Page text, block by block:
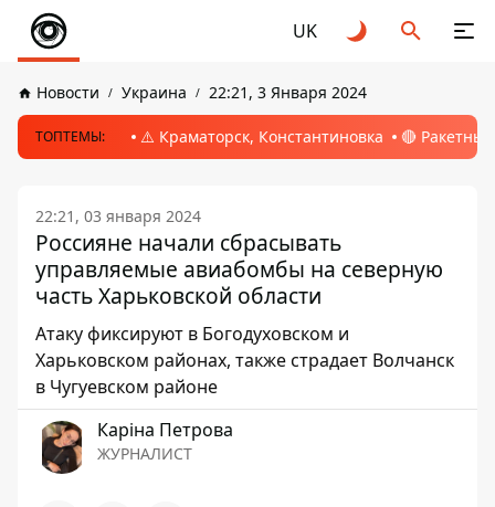
UK
Новости Украина 22:21, 3 Января 2024
ТОПТЕМЫ: ⚠️ Краматорск, Константиновка 🔴
22:21, 03 января 2024
Россияне начали сбрасывать
управляемые авиабомбы на северную
часть Харьковской области
Атаку фиксируют в Богодуховском и
Харьковском районах, также страдает Волчанск
в Чугуевском районе
Каріна Петрова
ЖУРНАЛИСТ